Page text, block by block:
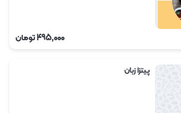
495,000تومان
پیتزا زبان